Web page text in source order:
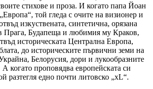
стихове и проза. И когато папа Йоан
той гледа с очите на визионер и
изкуствената, синтетична, орязана
Прага, Будапеща и любимия му Краков,
историческата Централна Европа,
до историческите първични земи на
Белорусия, дори и лукообразните
когато проповядва европейската си
разтегля едно почти литовско „xL“.